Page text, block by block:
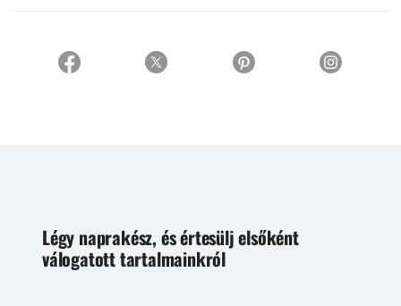
Légy naprakész, és értesülj elsőként
válogatott tartalmainkról